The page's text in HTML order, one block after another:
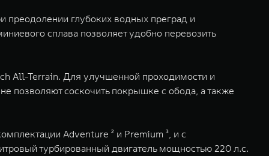
преодолении глубоких водных преград и
сплава позволяет удобно перевозить
All-Terrain. Для улучшенной проходимости и
позволяют соскочить покрышке с обода, а также
Adventure ² и Premium ³, и с
турбированный двигатель мощностью 220 л.с.